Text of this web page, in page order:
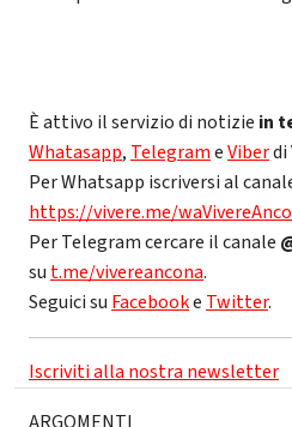
È attivo il servizio di notizie in
Whatasapp, TelegrameViberdi
Per Whatsapp iscriversi al
https://vivere.me/
Per Telegram cercare il canale
su t.me/vivereancona.
Seguici su Facebooke Twitter.
Iscriviti alla nostra newsletter